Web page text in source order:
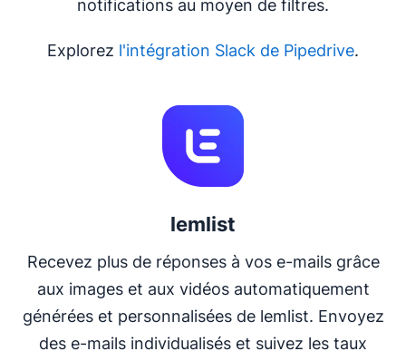
notifications au moyen de filtres.
Explorez l'intégration Slack de Pipedrive.
lemlist
Recevez plus de réponses à vos e-mails grâce
aux images et aux vidéos automatiquement
générées et personnalisées de lemlist. Envoyez
des e-mails individualisés et suivez les taux